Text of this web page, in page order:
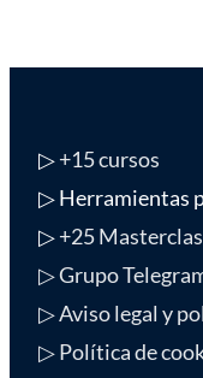
▷+15 cursos
▷ Herramientas
▷+25
▷ Grupo
▷ Aviso legal y
▷ Política de